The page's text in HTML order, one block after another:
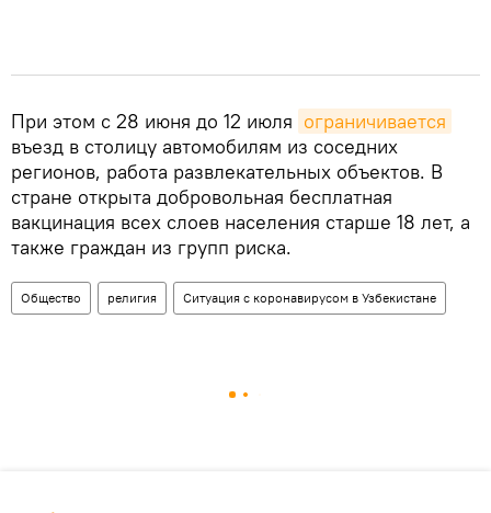
При этом с 28 июня до 12 июля ограничивается
въезд в столицу автомобилям из соседних
регионов, работа развлекательных объектов. В
стране открыта добровольная бесплатная
вакцинация всех слоев населения старше 18 лет, а
также граждан из групп риска.
Общество религия Ситуация с коронавирусом в Узбекистане